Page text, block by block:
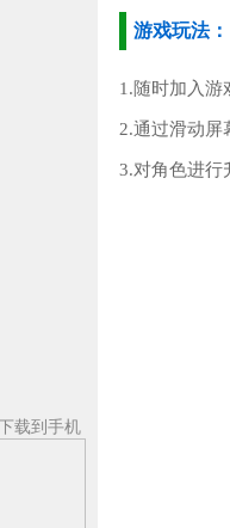
载到手机
游戏玩法：
1.随时加入游
2.通过滑动屏
3.对角色进行